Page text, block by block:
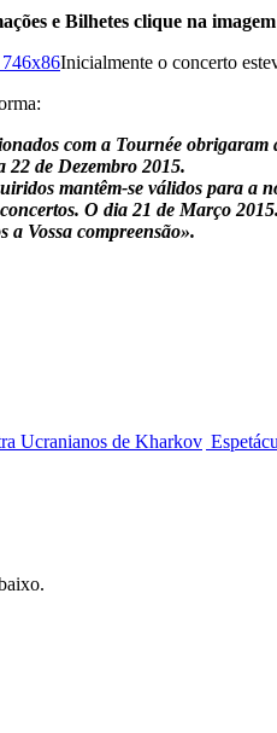
e Bilhetes clique na
Inicialmente o concerto
com a Tournée
22 de Dezembro 2015.
mantêm-se válidos para a
O dia 21 de Março 2015.
a Vossa compreensão».
Ucranianos de Kharkov